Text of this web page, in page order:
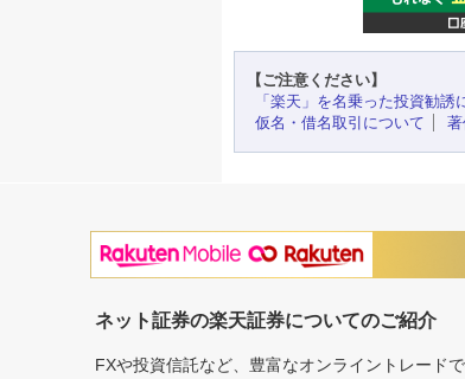
【ご注意ください】
「楽天」を名乗った投資勧誘
仮名・借名取引について
ネット証券の楽天証券についてのご紹介
FXや投資信託など、豊富なオンライントレード